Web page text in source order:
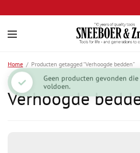
Home / Producten getagged “Verhoogde bedden”
Verhoogde
Geen producten gevonden die
voldoen.